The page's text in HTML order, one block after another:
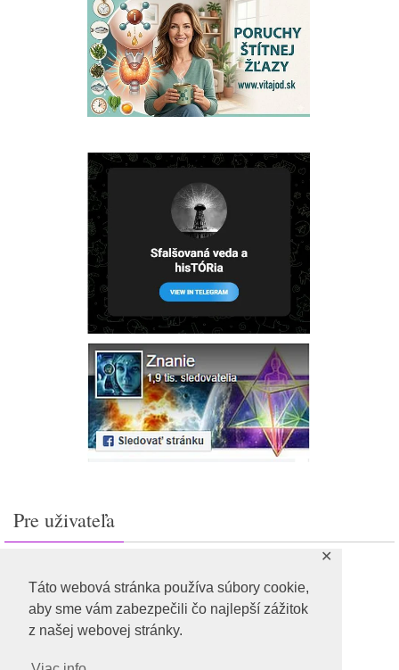
Táto webová stránka používa súbory cookie,
aby sme vám zabezpečili čo najlepší zážitok
z našej webovej stránky.
✕
Pre uživateľa
Feed záznamov
RSS feed komentárov
WordPress.org